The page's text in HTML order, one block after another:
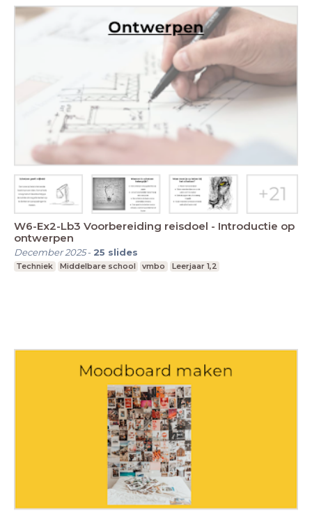
W6-Ex2-Lb3 Voorbereiding reisdoel - Introductie op
ontwerpen
December 2025- 25 slides
Techniek Middelbare school vmbo Leerjaar 1,2